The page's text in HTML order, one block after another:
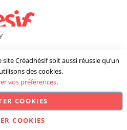
- 17h00
Créadhésif soit aussi réussie qu’un
des cookies.
vos préférences.
COOKIES
COOKIES